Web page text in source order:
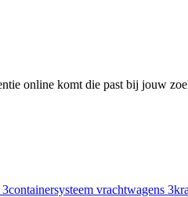
online komt die past bij jouw
3containersysteem vrachtwagens 3